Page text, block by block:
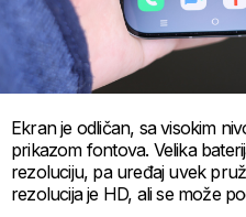
Ekran je odličan, sa visokim
prikazom fontova. Velika
rezoluciju, pa uređaj uvek
rezolucija je HD, ali se može